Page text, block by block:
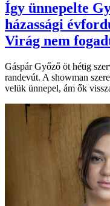
Így ünnepelte
házassági
Virág nem
Gáspár Győző öt hétig
randevút. A showman
velük ünnepel, ám ők